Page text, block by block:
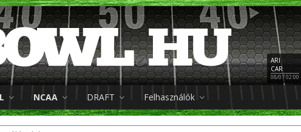
ARI
CAR
08/07 02:00
NCAA DRAFT Felhasználók